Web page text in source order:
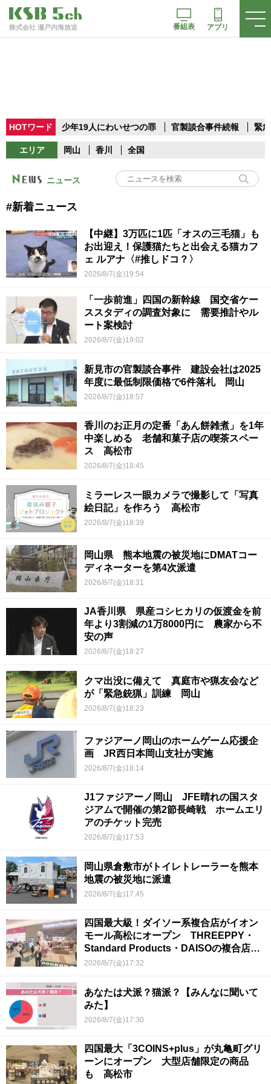
株式会社 瀬戸内海放送 番組表 アプリ
HOTワード 少年19人にわいせつの罪 官製談合事件続報 緊
エリア 岡山 香川 全国
ニュース
#新着ニュース
【中継】3万匹に1匹「オスの三毛猫」も
お出迎え！保護猫たちと出会える猫カフ
ェ ルアナ〈#推しドコ？〉
2026/8/7(金)19:54
「一歩前進」四国の新幹線 国交省ケー
ススタディの調査対象に 需要推計やル
ート案検討
2026/8/7(金)19:02
新見市の官製談合事件 建設会社は2025
年度に最低制限価格で6件落札 岡山
2026/8/7(金)18:57
香川のお正月の定番「あん餅雑煮」を1年
中楽しめる 老舗和菓子店の喫茶スペー
ス 高松市
2026/8/7(金)18:45
ミラーレス一眼カメラで撮影して「写真
絵日記」を作ろう 高松市
2026/8/7(金)18:39
岡山県 熊本地震の被災地にDMATコー
ディネーターを第4次派遣
2026/8/7(金)18:31
JA香川県 県産コシヒカリの仮渡金を前
年より3割減の1万8000円に 農家から不
安の声
2026/8/7(金)18:27
クマ出没に備えて 真庭市や猟友会など
が「緊急銃猟」訓練 岡山
2026/8/7(金)18:23
ファジアーノ岡山のホームゲーム応援企
画 JR西日本岡山支社が実施
2026/8/7(金)18:14
J1ファジアーノ岡山 JFE晴れの国スタ
ジアムで開催の第2節長崎戦 ホームエリ
アのチケット完売
2026/8/7(金)17:53
岡山県倉敷市がトイレトレーラーを熊本
地震の被災地に派遣
2026/8/7(金)17:45
四国最大級！ダイソー系複合店がイオン
モール高松にオープン THREEPPY・
Standard Products・DAISOの複合店は
香川県初
2026/8/7(金)17:32
あなたは犬派？猫派？【みんなに聞いて
みた】
2026/8/7(金)17:30
四国最大「3COINS+plus」が丸亀町グリ
ーンにオープン 大型店舗限定の商品
も 高松市